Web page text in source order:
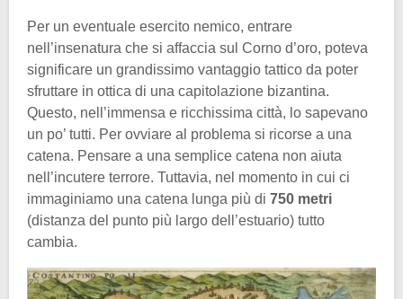
Per un eventuale esercito nemico, entrare
nell’insenatura che si affaccia sul Corno d’oro, poteva
significare un grandissimo vantaggio tattico da poter
sfruttare in ottica di una capitolazione bizantina.
Questo, nell’immensa e ricchissima città, lo sapevano
un po’ tutti. Per ovviare al problema si ricorse a una
catena. Pensare a una semplice catena non aiuta
nell’incutere terrore. Tuttavia, nel momento in cui ci
immaginiamo una catena lunga più di 750 metri
(distanza del punto più largo dell’estuario) tutto
cambia.